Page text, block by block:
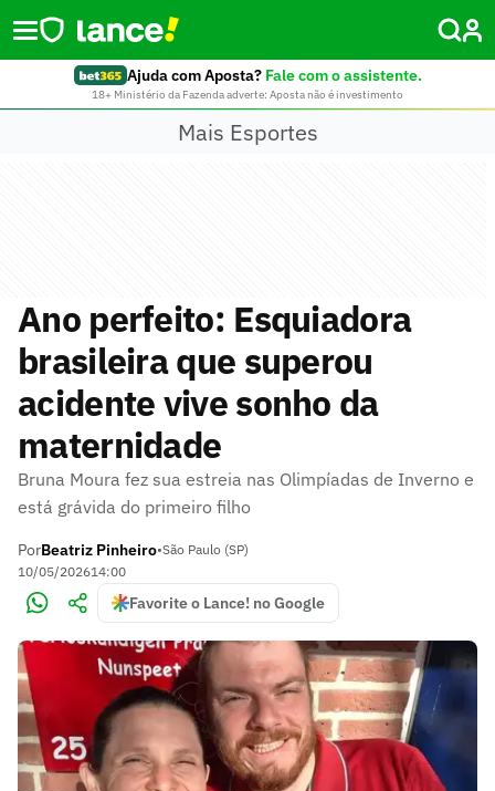
Ajuda com Aposta? Fale com o assistente.
18+ Ministério da Fazenda adverte: Aposta não é investimento
Mais Esportes
Ano perfeito: Esquiadora
brasileira que superou
acidente vive sonho da
maternidade
Bruna Moura fez sua estreia nas Olimpíadas de Inverno e
está grávida do primeiro filho
PorBeatriz Pinheiro•São Paulo (SP)
10/05/202614:00
Favorite o Lance! no Google